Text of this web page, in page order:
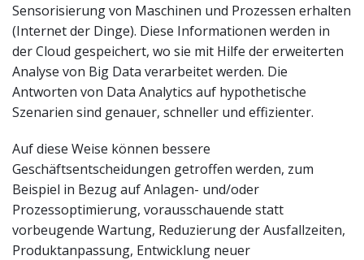
Sensorisierung von Maschinen und Prozessen erhalten
(Internet der Dinge). Diese Informationen werden in
der Cloud gespeichert, wo sie mit Hilfe der erweiterten
Analyse von Big Data verarbeitet werden. Die
Antworten von Data Analytics auf hypothetische
Szenarien sind genauer, schneller und effizienter.
Auf diese Weise können bessere
Geschäftsentscheidungen getroffen werden, zum
Beispiel in Bezug auf Anlagen- und/oder
Prozessoptimierung, vorausschauende statt
vorbeugende Wartung, Reduzierung der Ausfallzeiten,
Produktanpassung, Entwicklung neuer